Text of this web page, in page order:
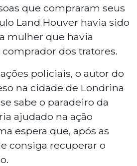
que compraram seus
Land Houver havia sido
mulher que havia
dos tratores.
policiais, o autor do
na cidade de Londrina
sabe o paradeiro da
ajudado na ação
espera que, após as
consiga recuperar o